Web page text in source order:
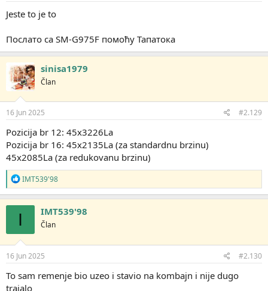
:
Jeste to je to
Послато са SM-G975F помоћу Тапатока
sinisa1979
Član
16 Jun 2025 #2.129
Pozicija br 12: 45x3226La
Pozicija br 16: 45x2135La (za standardnu brzinu)
45x2085La (za redukovanu brzinu)
R
e
a
g
a
n
j
:
IMT539'98
I IMT539'98
Član
16 Jun 2025 #2.130
To sam remenje bio uzeo i stavio na kombajn i nije dugo
trajalo